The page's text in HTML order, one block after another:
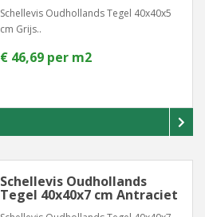
Schellevis Oudhollands Tegel 40x40x5
cm Grijs..
€ 46,69 per m2
Schellevis Oudhollands
Tegel 40x40x7 cm Antraciet